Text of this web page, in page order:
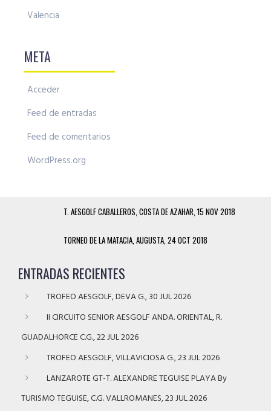
Valencia
META
Acceder
Feed de entradas
Feed de comentarios
WordPress.org
T. AESGOLF CABALLEROS, COSTA DE AZAHAR, 15 NOV 2018
TORNEO DE LA MATACIA, AUGUSTA, 24 OCT 2018
ENTRADAS RECIENTES
TROFEO AESGOLF, DEVA G., 30 JUL 2026
II CIRCUITO SENIOR AESGOLF ANDA. ORIENTAL, R.
GUADALHORCE C.G., 22 JUL 2026
TROFEO AESGOLF, VILLAVICIOSA G., 23 JUL 2026
LANZAROTE GT-T. ALEXANDRE TEGUISE PLAYA By
TURISMO TEGUISE, C.G. VALLROMANES, 23 JUL 2026